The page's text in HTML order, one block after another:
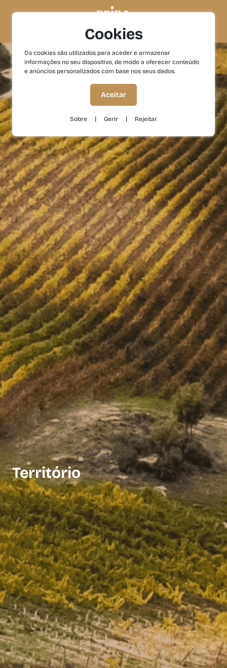
Território
Cookies
Os cookies são utilizados para aceder e armazenar
informações no seu dispositivo, de modo a oferecer conteúdo
e anúncios personalizados com base nos seus dados.
Aceitar
Sobre | Gerir | Rejeitar